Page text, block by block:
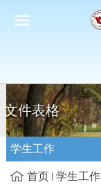
文件表格
学生工作
首页 学生工作